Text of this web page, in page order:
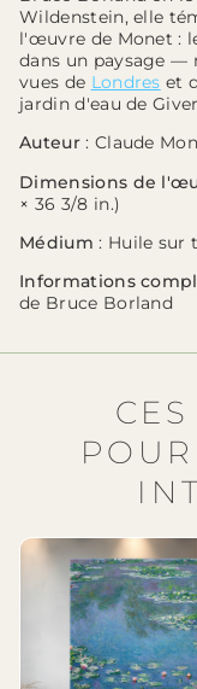
Wildenstein, elle
l'œuvre de Monet :
dans un paysage —
vues de Londres et
jardin d'eau de
Auteur: Claude
Dimensions de
× 36 3/8 in.)
Médium : Huile sur
Informations
de Bruce Borland